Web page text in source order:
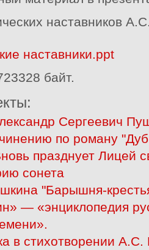
наставников
наставники.ppt
байт.
Сергеевич
по роману
празднует Лицей
сонета
"Барышня-
— «энциклопедия
в стихотворении